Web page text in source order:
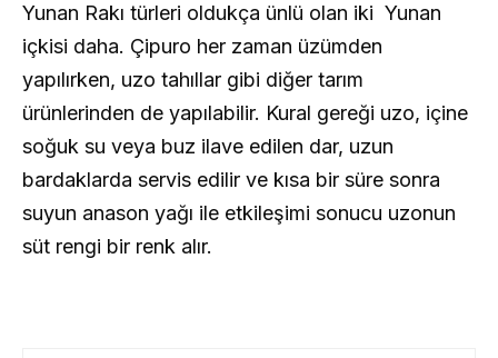
Yunan Rakı türleri oldukça ünlü olan iki Yunan
içkisi daha. Çipuro her zaman üzümden
yapılırken, uzo tahıllar gibi diğer tarım
ürünlerinden de yapılabilir. Kural gereği uzo, içine
soğuk su veya buz ilave edilen dar, uzun
bardaklarda servis edilir ve kısa bir süre sonra
suyun anason yağı ile etkileşimi sonucu uzonun
süt rengi bir renk alır.